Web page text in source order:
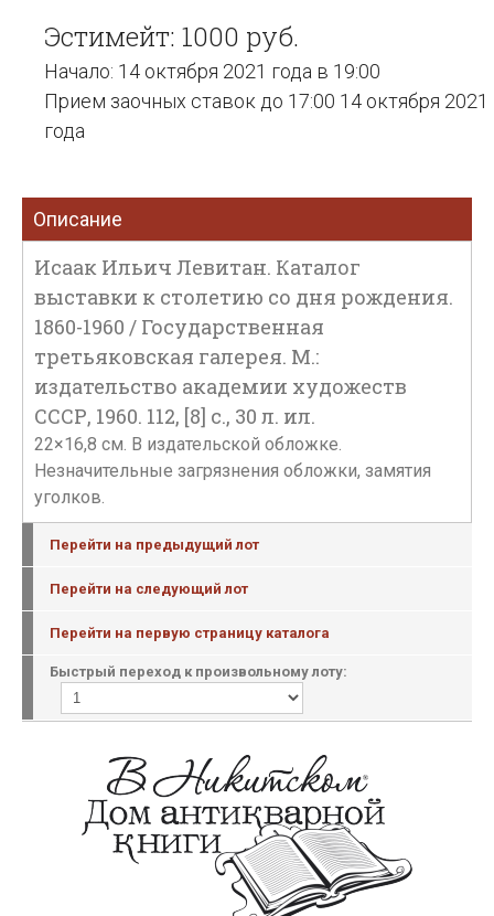
Эстимейт: 1000 руб.
Начало: 14 октября 2021 года в 19:00
Прием заочных ставок до 17:00 14 октября 2021
года
Описание
Исаак Ильич Левитан. Каталог
выставки к столетию со дня рождения.
1860-1960 / Государственная
третьяковская галерея. М.:
издательство академии художеств
СССР, 1960. 112, [8] с., 30 л. ил.
22×16,8 см. В издательской обложке.
Незначительные загрязнения обложки, замятия
уголков.
Перейти на предыдущий лот
Перейти на следующий лот
Перейти на первую страницу каталога
Быстрый переход к произвольному лоту: